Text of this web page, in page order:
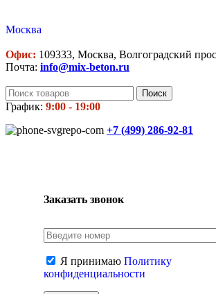
Москва
Офис: 109333, Москва, Волгоградский
Почта: info@mix-beton.ru
Поиск
График: 9:00 - 19:00
+7 (499) 286-92-81
Заказать звонок
Я принимаю Политику
конфиденциальности